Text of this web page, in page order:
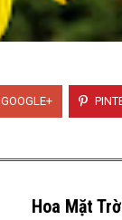
GOOGLE+
Hoa Mặt